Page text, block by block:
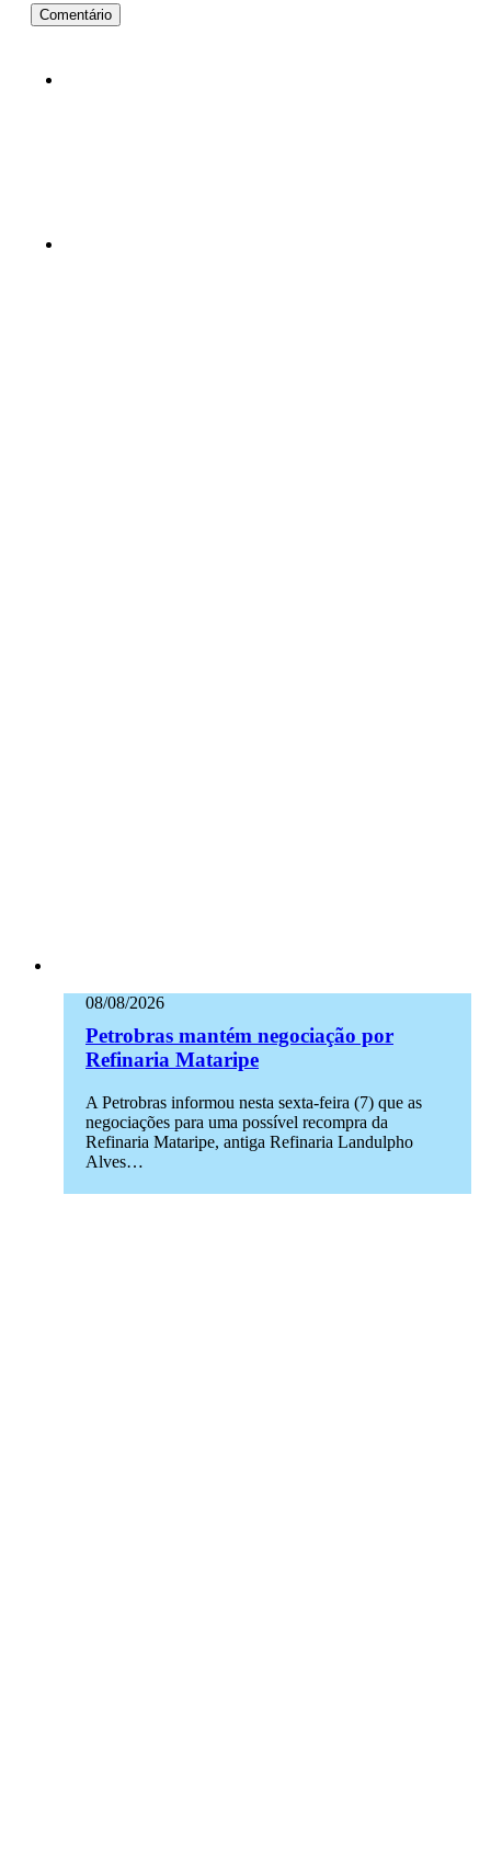
08/08/2026
Petrobras mantém negociação por
Refinaria Mataripe
A Petrobras informou nesta sexta-feira (7) que as
negociações para uma possível recompra da
Refinaria Mataripe, antiga Refinaria Landulpho
Alves…